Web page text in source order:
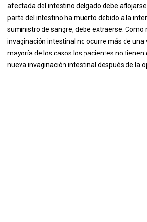
afectada del intestino delgado debe
parte del intestino ha muerto debido a la
suministro de sangre, debe extraerse. Como
invaginación intestinal no ocurre más de una
mayoría de los casos los pacientes no tienen
nueva invaginación intestinal después de la